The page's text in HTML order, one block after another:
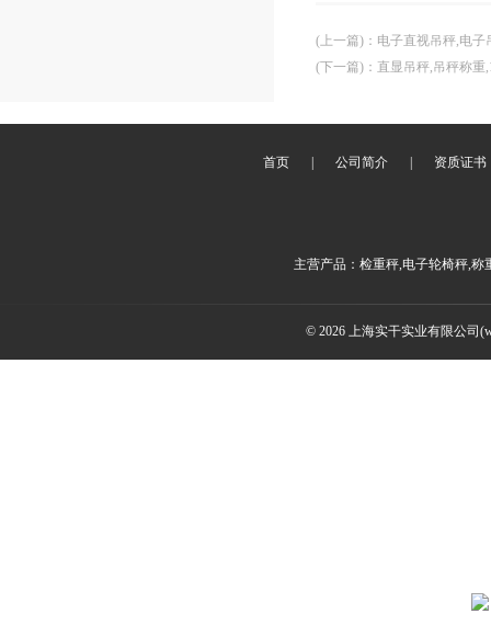
(上一篇) ： 电子直视吊秤,电子
(下一篇) ： 直显吊秤,吊秤称重
首页 公司简介 资质证书
主营产品：检重秤,电子轮椅秤,
© 2026 上海实干实业有限公司